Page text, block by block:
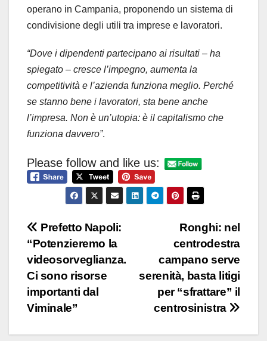
operano in Campania, proponendo un sistema di
condivisione degli utili tra imprese e lavoratori.
“Dove i dipendenti partecipano ai risultati – ha
spiegato – cresce l’impegno, aumenta la
competitività e l’azienda funziona meglio. Perché
se stanno bene i lavoratori, sta bene anche
l’impresa. Non è un’utopia: è il capitalismo che
funziona davvero”.
Please follow and like us:
Navigazione
articoli
Ronghi: nel
centrodestra
campano serve
serenità, basta litigi
per “sfrattare” il
centrosinistra
Prefetto Napoli:
“Potenzieremo la
videosorveglianza.
Ci sono risorse
importanti dal
Viminale”